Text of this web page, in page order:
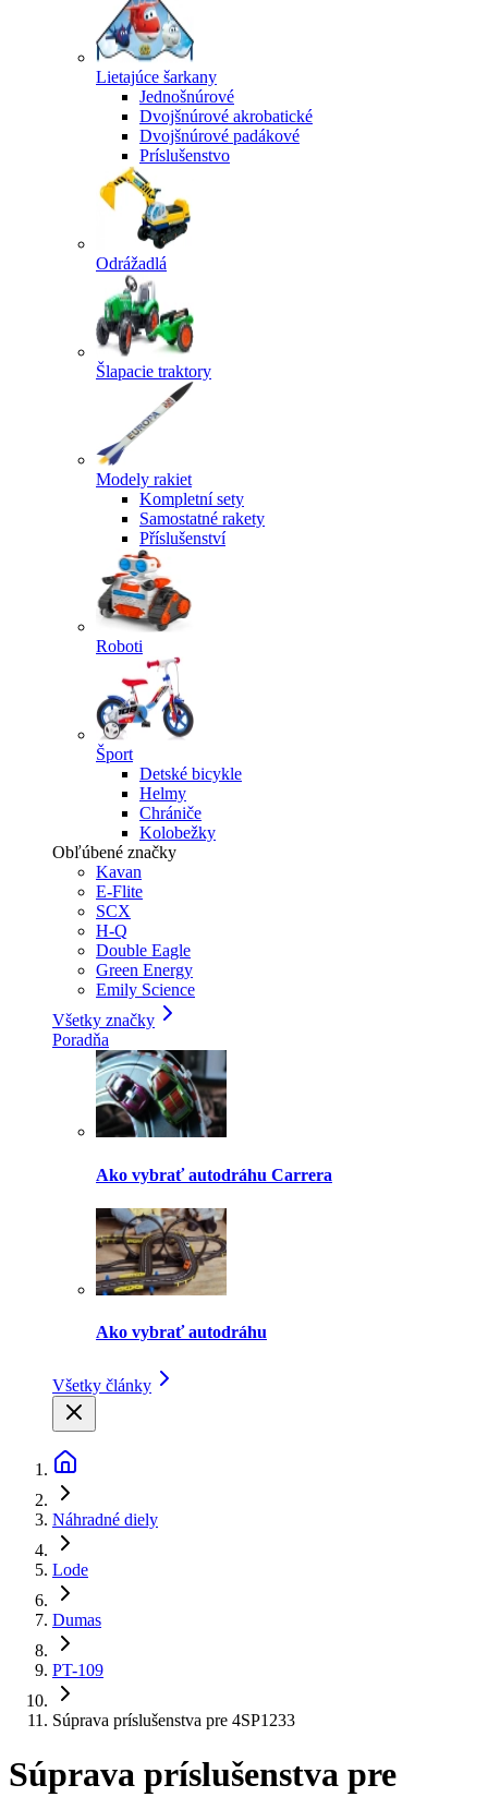
Lietajúce šarkany
Jednošnúrové
Dvojšnúrové akrobatické
Dvojšnúrové padákové
Príslušenstvo
Odrážadlá
Šlapacie traktory
Modely rakiet
Kompletní sety
Samostatné rakety
Příslušenství
Roboti
Šport
Detské bicykle
Helmy
Chrániče
Kolobežky
Obľúbené značky
Kavan
E-Flite
SCX
H-Q
Double Eagle
Green Energy
Emily Science
Všetky značky
Poradňa
Ako vybrať autodráhu Carrera
Ako vybrať autodráhu
Všetky články
Náhradné diely
Lode
Dumas
PT-109
Súprava príslušenstva pre 4SP1233
Súprava príslušenstva pre